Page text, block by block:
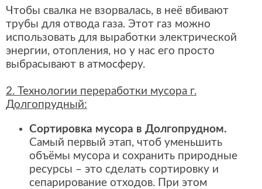
Чтобы свалка не взорвалась, в неё вбивают
трубы для отвода газа. Этот газ можно
использовать для выработки электрической
энергии, отопления, но у нас его просто
выбрасывают в атмосферу.
2. Технологии переработки мусора г.
Долгопрудный:
Сортировка мусора в Долгопрудном.
Самый первый этап, чтоб уменьшить
объёмы мусора и сохранить природные
ресурсы – это сделать сортировку и
сепарирование отходов. При этом